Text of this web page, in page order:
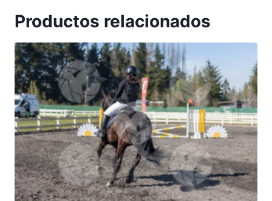
Productos relacionados